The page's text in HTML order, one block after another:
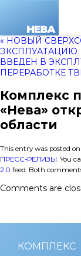
« НОВЫЙ
ЭКСПЛУАТАЦИЮ
ВВЕДЕН В
ПЕРЕРАБОТКЕ
Комплекс
«Нева»
области
This entry was posted
ПРЕСС-РЕЛИЗЫ. You
2.0 feed. Both
Comments are
КОМПЛЕКС